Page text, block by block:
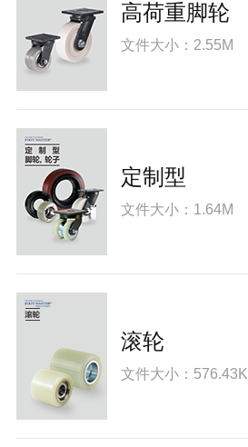
高荷重脚轮
文件大小：2.55M
定制型
文件大小：1.64M
滚轮
文件大小：576.43K